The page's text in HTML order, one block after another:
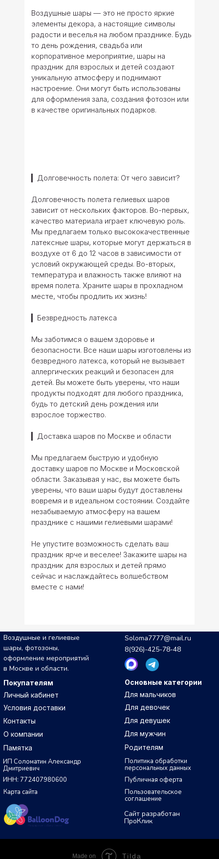
Воздушные шары — это не просто яркие
элементы декора, а настоящие символы
радости и веселья на любом празднике. Будь
то день рождения, свадьба или
корпоративное мероприятие, шары на
праздник для взрослых и детей создают
уникальную атмосферу и поднимают
настроение. Они могут быть использованы
для оформления зала, создания фотозон или
в качестве оригинальных подарков.
▎Долговечность полета: От чего зависит?
Долговечность полета гелиевых шаров
зависит от нескольких факторов. Во-первых,
качество материала играет ключевую роль.
Мы предлагаем только высококачественные
латексные шары, которые могут держаться в
воздухе от 6 до 12 часов в зависимости от
условий окружающей среды. Во-вторых,
температура и влажность также влияют на
время полета. Храните шары в прохладном
месте, чтобы продлить их жизнь!
▎Безвредность латекса
Мы заботимся о вашем здоровье и
безопасности. Все наши шары изготовлены из
безвредного латекса, который не вызывает
аллергических реакций и безопасен для
детей. Вы можете быть уверены, что наши
продукты подходят для любого праздника,
будь то детский день рождения или
взрослое торжество.
▎Доставка шаров по Москве и области
Мы предлагаем быструю и удобную
доставку шаров по Москве и Московской
области. Заказывая у нас, вы можете быть
уверены, что ваши шары будут доставлены
вовремя и в идеальном состоянии. Создайте
незабываемую атмосферу на вашем
празднике с нашими гелиевыми шарами!
Не упустите возможность сделать ваш
праздник ярче и веселее! Закажите шары на
праздник для взрослых и детей прямо
сейчас и наслаждайтесь волшебством
вместе с нами!
Сайт разработан
ПроКлик
Карта сайта
Публичная оферта
Пользовательское
соглашение
Политика обработки
персональных данных
Soloma7777@mail.ru
Воздушные и гелиевые
шары, фотозоны,
оформление мероприятий
в Москве и области.
8(926)-425-78-48
ИНН: 772407980600
ИП Соломатин Александр
Дмитриевич
Основные категории
Родителям
Для мужчин
Для девушек
Для мальчиков
Для девочек
Покупателям
Памятка
О компании
Контакты
Личный кабинет
Условия доставки
Made on Tilda